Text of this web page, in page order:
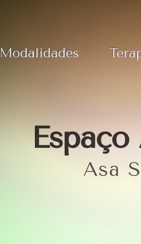
Modalidades
Asa